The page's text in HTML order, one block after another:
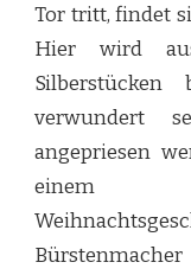
Tor tritt, findet
Hier wird
verwundert
angepriesen
einem